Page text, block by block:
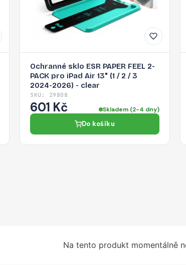
Ochranné sklo ESR PAPER FEEL 2-
PACK pro iPad Air 13" (1 / 2 / 3
2024-2026) - clear
SKU: 29808
601 Kč Skladem (2-4 dny)
Do košíku
Na tento produkt momentálně